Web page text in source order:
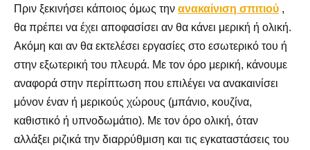
Πριν ξεκινήσει κάποιος όμως την ανακαίνιση σπιτιού ,
θα πρέπει να έχει αποφασίσει αν θα κάνει μερική ή ολική.
Ακόμη και αν θα εκτελέσει εργασίες στο εσωτερικό του ή
στην εξωτερική του πλευρά. Με τον όρο μερική, κάνουμε
αναφορά στην περίπτωση που επιλέγει να ανακαινίσει
μόνον έναν ή μερικούς χώρους (μπάνιο, κουζίνα,
καθιστικό ή υπνοδωμάτιο). Με τον όρο ολική, όταν
αλλάξει ριζικά την διαρρύθμιση και τις εγκαταστάσεις του